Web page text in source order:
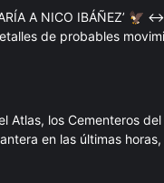
A NICO IBÁÑEZ’ 🦅
de probables
los Cementeros
en las últimas